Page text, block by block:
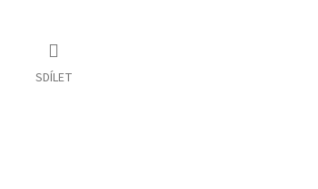
SDÍLET